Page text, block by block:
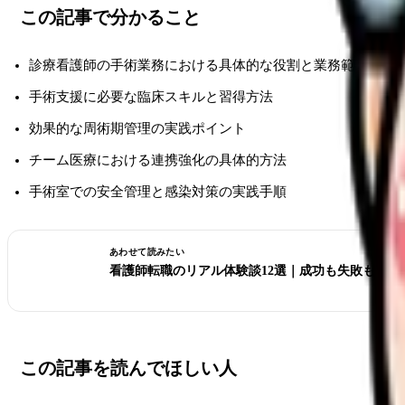
この記事で分かること
診療看護師の手術業務における具体的な役割と業務範囲
手術支援に必要な臨床スキルと習得方法
効果的な周術期管理の実践ポイント
チーム医療における連携強化の具体的方法
手術室での安全管理と感染対策の実践手順
あわせて読みたい
看護師転職のリアル体験談12選｜成功も失敗も全部
この記事を読んでほしい人